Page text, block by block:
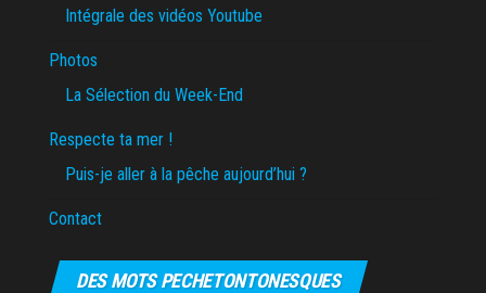
Intégrale des vidéos Youtube
Photos
La Sélection du Week-End
Respecte ta mer !
Puis-je aller à la pêche aujourd’hui ?
Contact
DES MOTS PECHETONTONESQUES